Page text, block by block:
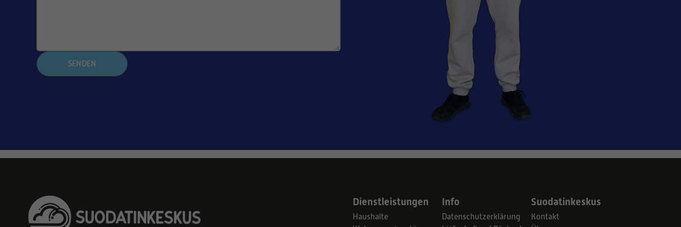
SENDEN
Dienstleistungen
Haushalte
Info
Datenschutzerklärung
Suodatinkeskus
Kontakt